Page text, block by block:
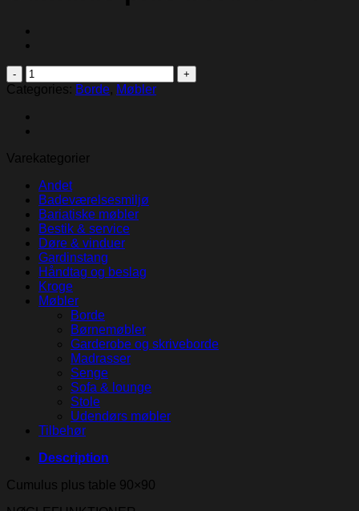
Cumulus
plus
bord
90x90
quantity
Categories: Borde, Møbler
Varekategorier
Andet
Badeværelsesmiljø
Bariatiske møbler
Bestik & service
Døre & vinduer
Gardinstang
Håndtag og beslag
Kroge
Møbler
Borde
Børnemøbler
Garderobe og skriveborde
Madrasser
Senge
Sofa & lounge
Stole
Udendørs møbler
Tilbehør
Description
Cumulus plus table 90×90